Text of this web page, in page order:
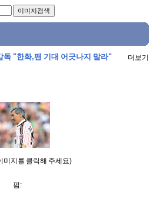
독 "한화,팬 기대 어긋나지 말라" 더보기
미지를 클릭해 주세요)
펌: